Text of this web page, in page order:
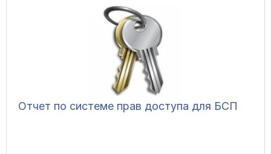
Отчет по системе прав доступа для БСП